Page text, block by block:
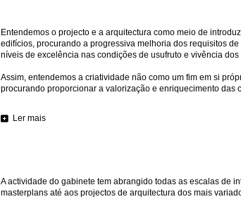
Entendemos o projecto e a arquitectura como meio de
edifícios, procurando a progressiva melhoria dos requisitos
níveis de excelência nas condições de usufruto e vivência
Assim, entendemos a criatividade não como um fim em si
procurando proporcionar a valorização e enriquecimento das
Ler mais
A actividade do gabinete tem abrangido todas as escalas de
masterplans até aos projectos de arquitectura dos mais